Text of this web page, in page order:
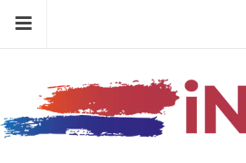
content
Menu
then
press
Type your search keyword, and